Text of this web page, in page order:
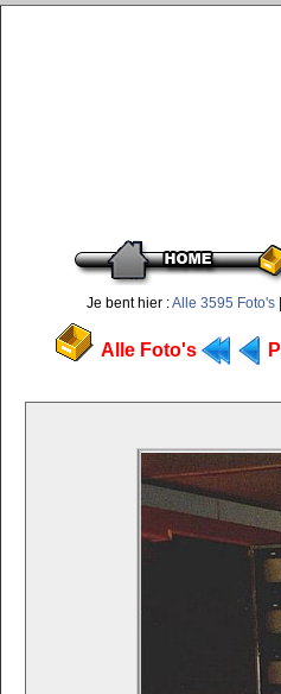
Je bent hier :Alle 3595 Foto's
Alle Foto's